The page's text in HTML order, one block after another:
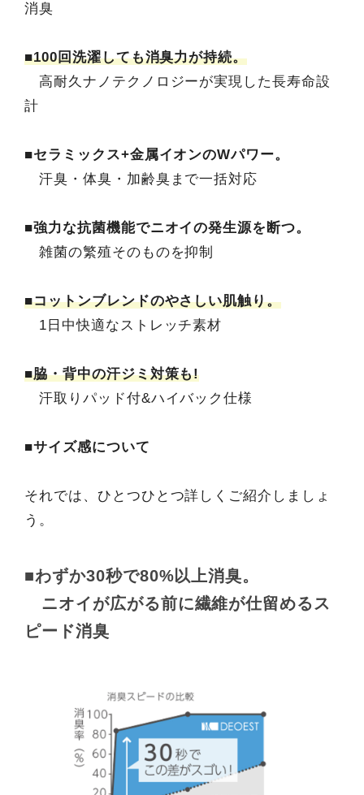
消臭
■100回洗濯しても消臭力が持続。
高耐久ナノテクノロジーが実現した長寿命設
計
■セラミックス+金属イオンのWパワー。
汗臭・体臭・加齢臭まで一括対応
■強力な抗菌機能でニオイの発生源を断つ。
雑菌の繁殖そのものを抑制
■コットンブレンドのやさしい肌触り。
1日中快適なストレッチ素材
■脇・背中の汗ジミ対策も!
汗取りパッド付&ハイバック仕様
■サイズ感について
それでは、ひとつひとつ詳しくご紹介しましょ
う。
■わずか30秒で80%以上消臭。
ニオイが広がる前に繊維が仕留めるス
ピード消臭